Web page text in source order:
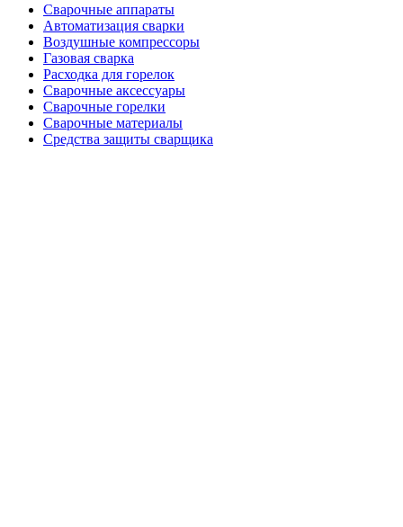
Сварочные аппараты
Автоматизация сварки
Воздушные компрессоры
Газовая сварка
Расходка для горелок
Сварочные аксессуары
Сварочные горелки
Сварочные материалы
Средства защиты сварщика